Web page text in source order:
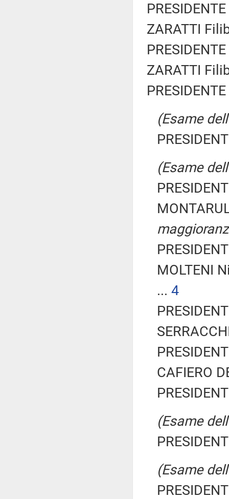
ZARATTI
ZARATTI
(Esame
(Esame
MOLTENI
... 4
CAFIERO
(Esame
(Esame